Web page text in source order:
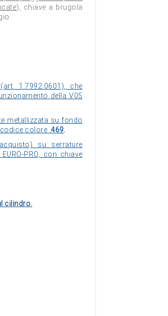
), chiave a brugola
1.7992.0601), che
della V05
metallizzata su fondo
colore .469;
su serrature
PRO, con chiave
cilindro.